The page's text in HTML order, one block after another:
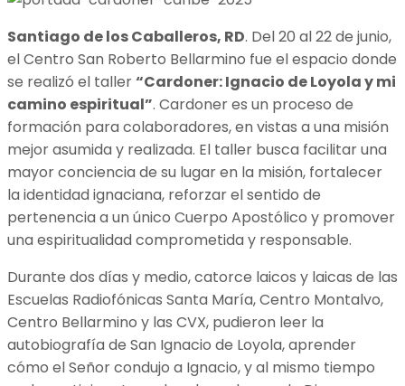
Santiago de los Caballeros, RD. Del 20 al 22 de junio,
el Centro San Roberto Bellarmino fue el espacio donde
se realizó el taller“Cardoner: Ignacio de Loyola y mi
camino espiritual”. Cardoner es un proceso de
formación para colaboradores, en vistas a una misión
mejor asumida y realizada. El taller busca facilitar una
mayor conciencia de su lugar en la misión, fortalecer
la identidad ignaciana, reforzar el sentido de
pertenencia a un único Cuerpo Apostólico y promover
una espiritualidad comprometida y responsable.
Durante dos días y medio, catorce laicos y laicas de las
Escuelas Radiofónicas Santa María, Centro Montalvo,
Centro Bellarmino y las CVX, pudieron leer la
autobiografía de San Ignacio de Loyola, aprender
cómo el Señor condujo a Ignacio, y al mismo tiempo